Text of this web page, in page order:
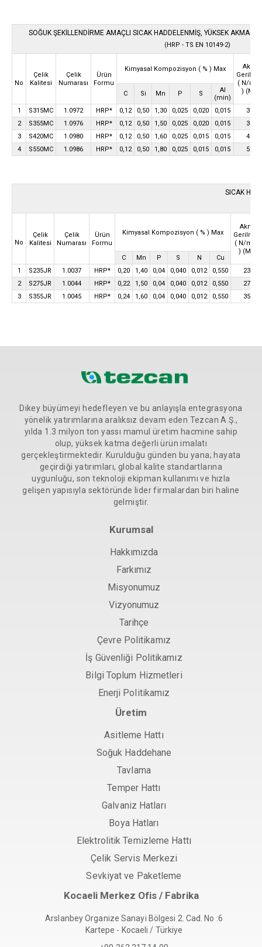
SOĞUK ŞEKİLLENDİRME AMAÇLI SICAK HADDELENMİŞ, YÜKSEK AKMA
(HRP - TS EN 10149-2)
No
Çelik
Kalitesi
Çelik
Numarası
Ürün
Formu
Kimyasal Kompozisyon ( % ) Max
Akma
( N/mm
) (Min)
C Si Mn P S
Al
(min)
1
S315MC 1.0972 HRP* 0,12 0,50 1,30 0,025 0,020 0,015
315
2
S355MC 1.0976 HRP* 0,12 0,50 1,50 0,025 0,020 0,015
355
3
S420MC 1.0980 HRP* 0,12 0,50 1,60 0,025 0,015 0,015
420
4
S550MC 1.0986 HRP* 0,12 0,50 1,80 0,025 0,015 0,015 550
SICAK
No
Çelik
Kalitesi
Çelik
Numarası
Ürün
Formu
Kimyasal Kompozisyon ( % ) Max
Akma
( N/mm
) (Min)
C
Mn P S N
Cu
1
S235JR 1.0037 HRP* 0,20 1,40 0,04 0,040 0,012 0,550
235
2
S275JR 1.0044 HRP* 0,22 1,50 0,04 0,040 0,012 0,550
275
3
S355JR 1.0045 HRP* 0,24 1,60 0,04 0,040 0,012 0,550 355
Dikey büyümeyi hedefleyen ve bu anlayışla entegrasyona
yönelik yatırımlarına aralıksız devam eden Tezcan A.Ş.,
yılda 1.3 milyon ton yassı mamul üretim hacmine sahip
olup, yüksek katma değerli ürün imalatı
gerçekleştirmektedir. Kurulduğu günden bu yana; hayata
geçirdiği yatırımları, global kalite standartlarına
uygunluğu, son teknoloji ekipman kullanımı ve hızla
gelişen yapısıyla sektöründe lider firmalardan biri haline
gelmiştir.
Kurumsal
Hakkımızda
Farkımız
Misyonumuz
Vizyonumuz
Tarihçe
Çevre Politikamız
İş Güvenliği Politikamız
Bilgi Toplum Hizmetleri
Enerji Politikamız
Üretim
Asitleme Hattı
Soğuk Haddehane
Tavlama
Temper Hattı
Galvaniz Hatları
Boya Hatları
Elektrolitik Temizleme Hattı
Çelik Servis Merkezi
Sevkiyat ve Paketleme
Kocaeli Merkez Ofis / Fabrika
Arslanbey Organize Sanayi Bölgesi 2. Cad. No :6
Kartepe - Kocaeli / Türkiye